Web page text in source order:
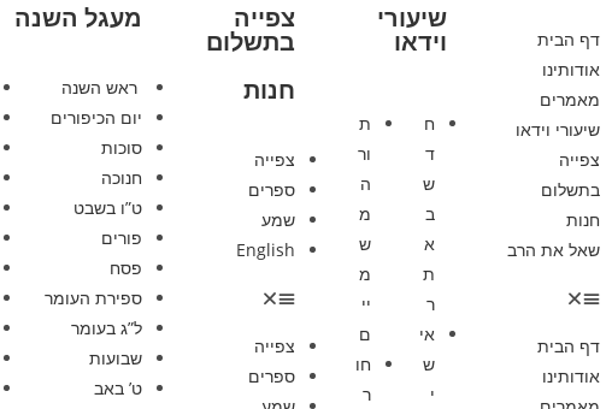
דף הבית
אודותינו
מאמרים
שיעורי וידאו
צפייה
בתשלום
חנות
שאל את הרב
דף הבית
אודותינו
שיעורי
וידאו
ח
ד
ש
ב
א
ת
ר
אי
ש
י
ת
ור
ה
מ
ש
מ
יי
ם
חו
ר
צפייה
בתשלום
חנות
צפייה
ספרים
שמע
English
צפייה
ספרים
מעגל השנה
ראש השנה
יום הכיפורים
סוכות
חנוכה
ט”ו בשבט
פורים
פסח
ספירת העומר
ל”ג בעומר
שבועות
ט’ באב